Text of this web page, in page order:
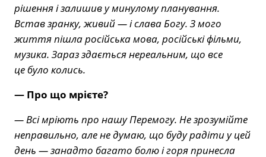
рішення і залишив у минулому планування.
Встав зранку, живий — і слава Богу. З мого
життя пішла російська мова, російські фільми,
музика. Зараз здається нереальним, що все
це було колись.
— Про що мрієте?
— Всі мріють про нашу Перемогу. Не зрозумійте
неправильно, але не думаю, що буду радіти у цей
день — занадто багато болю і горя принесла